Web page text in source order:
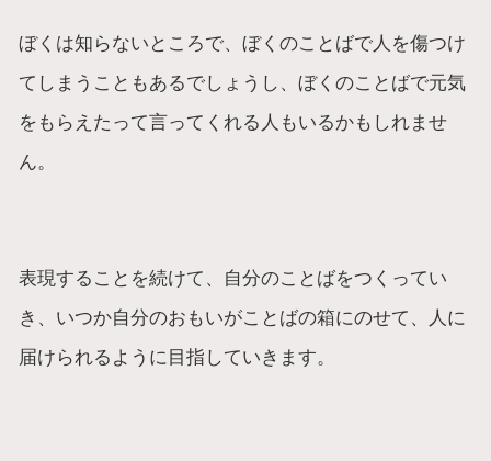
ぼくは知らないところで、ぼくのことばで人を傷つけ
てしまうこともあるでしょうし、ぼくのことばで元気
をもらえたって言ってくれる人もいるかもしれませ
ん。
表現することを続けて、自分のことばをつくってい
き、いつか自分のおもいがことばの箱にのせて、人に
届けられるように目指していきます。